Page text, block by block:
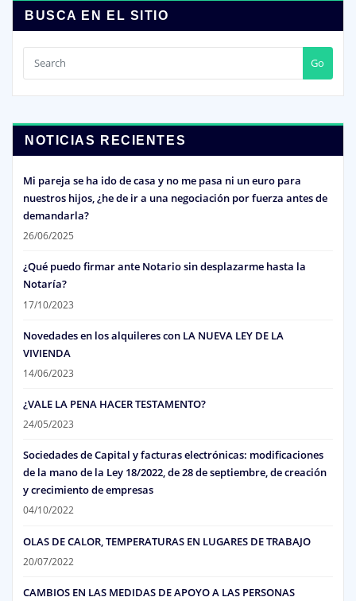
BUSCA EN EL SITIO
Go
NOTICIAS RECIENTES
Mi pareja se ha ido de casa y no me pasa ni un euro para
nuestros hijos, ¿he de ir a una negociación por fuerza antes de
demandarla?
26/06/2025
¿Qué puedo firmar ante Notario sin desplazarme hasta la
Notaría?
17/10/2023
Novedades en los alquileres con LA NUEVA LEY DE LA
VIVIENDA
14/06/2023
¿VALE LA PENA HACER TESTAMENTO?
24/05/2023
Sociedades de Capital y facturas electrónicas: modificaciones
de la mano de la Ley 18/2022, de 28 de septiembre, de creación
y crecimiento de empresas
04/10/2022
OLAS DE CALOR, TEMPERATURAS EN LUGARES DE TRABAJO
20/07/2022
CAMBIOS EN LAS MEDIDAS DE APOYO A LAS PERSONAS